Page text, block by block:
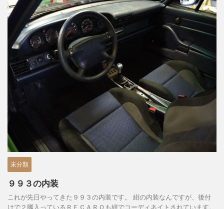
未分類
９９３の内装
これが先日やってきた９９３の内装です。 紺の内装なんですが、後付
けで２脚入っているＲＥＣＡＲＯも紺でコーディネイトされています。